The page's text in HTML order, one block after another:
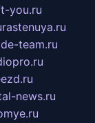
you.ru
rastenuya.ru
team.ru
news.ru